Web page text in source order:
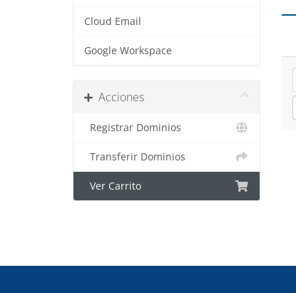
Cloud Email
Google Workspace
Acciones
Registrar Dominios
Transferir Dominios
Ver Carrito